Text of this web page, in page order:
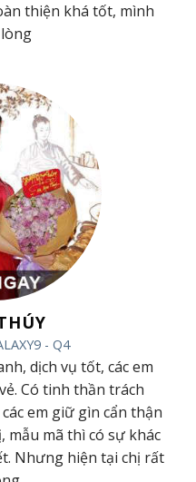
thiện khá tốt, mình
- Q4
dịch vụ tốt, các em
Có tinh thần trách
em giữ gìn cẩn thận
mẫu mã thì có sự khác
Nhưng hiện tại chị rất